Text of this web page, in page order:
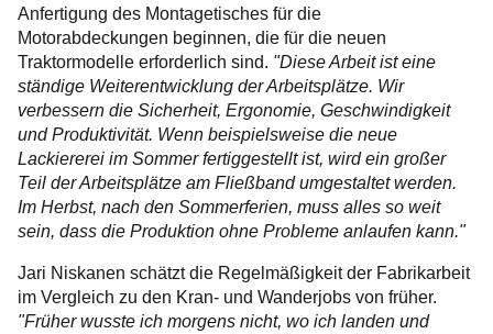
Anfertigung des Montagetisches für die
Motorabdeckungen beginnen, die für die neuen
Traktormodelle erforderlich sind. "Diese Arbeit ist eine
ständige Weiterentwicklung der Arbeitsplätze. Wir
verbessern die Sicherheit, Ergonomie, Geschwindigkeit
und Produktivität. Wenn beispielsweise die neue
Lackiererei im Sommer fertiggestellt ist, wird ein großer
Teil der Arbeitsplätze am Fließband umgestaltet werden.
Im Herbst, nach den Sommerferien, muss alles so weit
sein, dass die Produktion ohne Probleme anlaufen kann."
Jari Niskanen schätzt die Regelmäßigkeit der Fabrikarbeit
im Vergleich zu den Kran- und Wanderjobs von früher.
"Früher wusste ich morgens nicht, wo ich landen und